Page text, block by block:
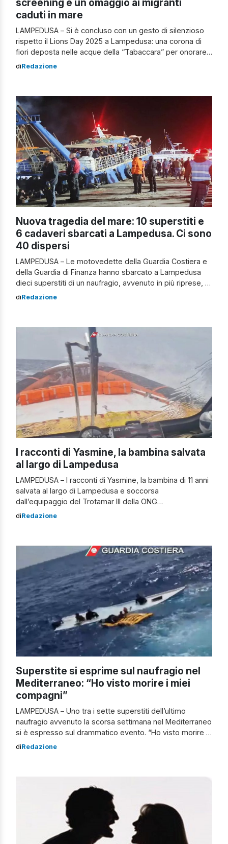
caduti in mare
LAMPEDUSA – Si è concluso con un gesto di silenzioso
rispetto il Lions Day 2025 a Lampedusa: una corona di
fiori deposta nelle acque della “Tabaccara” per onorare
la memoria dei migranti vittime dei naufragi nel
suggellando un fine […]
diRedazione
Nuova tragedia del mare: 10 superstiti e
6 cadaveri sbarcati a Lampedusa. Ci sono
40 dispersi
LAMPEDUSA – Le motovedette della Guardia Costiera e
della Guardia di Finanza hanno sbarcato a Lampedusa
dieci superstiti di un naufragio, avvenuto in più riprese, e
sei cadaveri. Il salvataggio è avvenuto al largo
quattro donne. La […]
diRedazione
I racconti di Yasmine, la bambina salvata
al largo di Lampedusa
LAMPEDUSA – I racconti di Yasmine, la bambina di 11 anni
salvata al largo di Lampedusa e soccorsa
dall’equipaggio del Trotamar III della ONG
CompassCollective, sono oggetto di approfondimenti.
dichiarazioni e i dati oggettivi raccolti dai sanitari.
Yasmine non è […]
diRedazione
Superstite si esprime sul naufragio nel
Mediterraneo: “Ho visto morire i miei
compagni”
LAMPEDUSA – Uno tra i sette superstiti dell’ultimo
naufragio avvenuto la scorsa settimana nel Mediterraneo
si è espresso sul drammatico evento. “Ho visto morire i
miei compagni” L’uomo, un giovane siriano, ha affermato:
diRedazione